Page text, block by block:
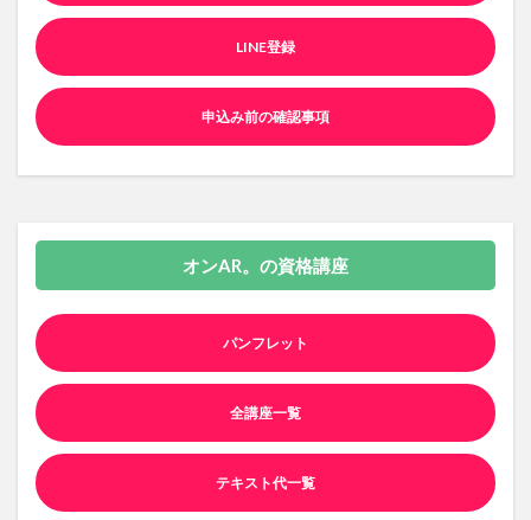
LINE登録
申込み前の確認事項
オンAR。の資格講座
パンフレット
全講座一覧
テキスト代一覧